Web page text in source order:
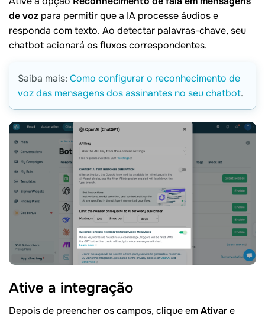
de voz para permitir que a IA processe áudios e
responda com texto. Ao detectar palavras-chave, seu
chatbot acionará os fluxos correspondentes.
Saiba mais: Como configurar o reconhecimento de
voz das mensagens dos assinantes no seu chatbot.
Ative a integração
Depois de preencher os campos, clique emAtivare